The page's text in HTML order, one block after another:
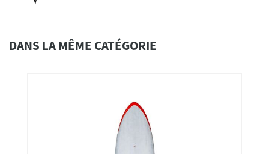
DANS LA MÊME CATÉGORIE